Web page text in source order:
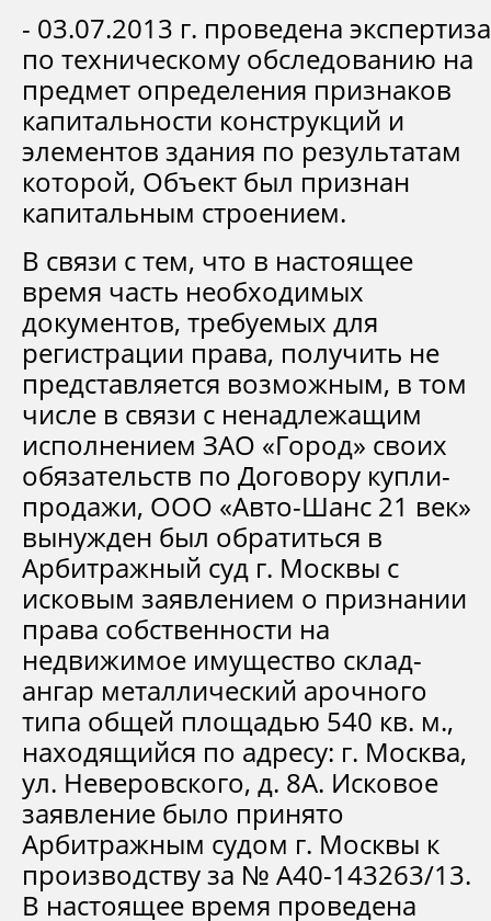
- 03.07.2013 г. проведена экспертиза
по техническому обследованию на
предмет определения признаков
капитальности конструкций и
элементов здания по результатам
которой, Объект был признан
капитальным строением.
В связи с тем, что в настоящее
время часть необходимых
документов, требуемых для
регистрации права, получить не
представляется возможным, в том
числе в связи с ненадлежащим
исполнением ЗАО «Город» своих
обязательств по Договору купли-
продажи, ООО «Авто-Шанс 21 век»
вынужден был обратиться в
Арбитражный суд г. Москвы с
исковым заявлением о признании
права собственности на
недвижимое имущество склад-
ангар металлический арочного
типа общей площадью 540 кв. м.,
находящийся по адресу: г. Москва,
ул. Неверовского, д. 8А. Исковое
заявление было принято
Арбитражным судом г. Москвы к
производству за № А40-143263/13.
В настоящее время проведена